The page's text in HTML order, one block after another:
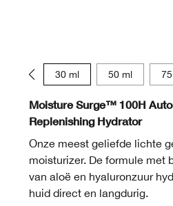
30 ml 50 ml
Moisture Surge™ 100H
Replenishing Hydrator
Onze meest geliefde lichte
moisturizer. De formule met
van aloë en hyaluronzuur
huid direct en langdurig.